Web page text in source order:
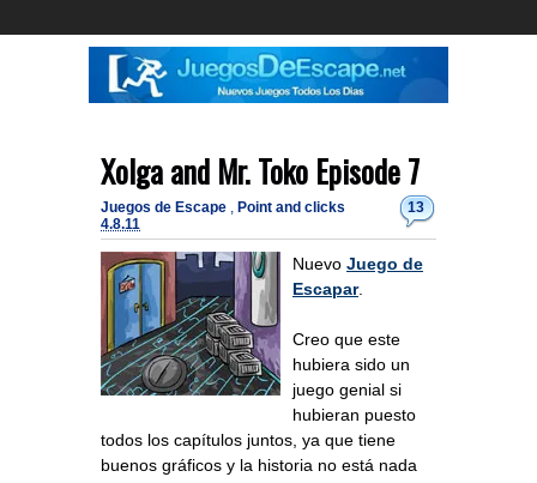
Xolga and Mr. Toko Episode 7
13
Juegos de Escape , Point and clicks
4.8.11
Nuevo Juego de
Escapar.
Creo que este
hubiera sido un
juego genial si
hubieran puesto
todos los capítulos juntos, ya que tiene
buenos gráficos y la historia no está nada